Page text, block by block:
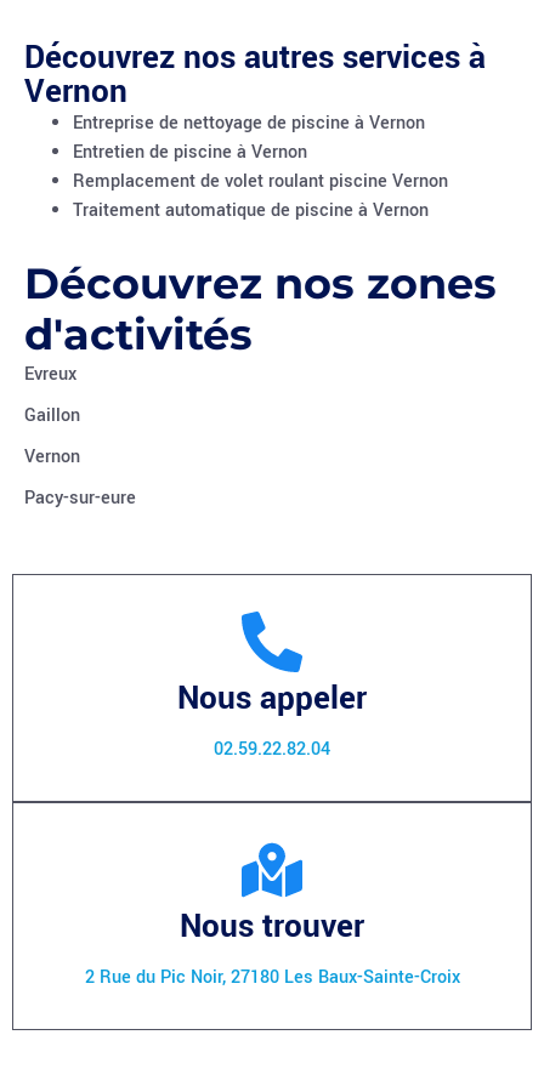
Découvrez nos autres services à
Vernon
Entreprise de nettoyage de piscine à Vernon
Entretien de piscine à Vernon
Remplacement de volet roulant piscine Vernon
Traitement automatique de piscine à Vernon
Découvrez nos zones
d'activités
Evreux
Gaillon
Vernon
Pacy-sur-eure
Nous appeler
02.59.22.82.04
Nous trouver
2 Rue du Pic Noir, 27180 Les Baux-Sainte-Croix